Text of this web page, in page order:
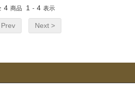
4 商品 1 - 4 表示
Next >